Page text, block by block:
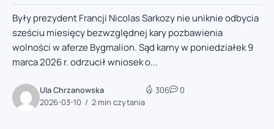
Były prezydent Francji Nicolas Sarkozy nie uniknie odbycia
sześciu miesięcy bezwzględnej kary pozbawienia
wolności w aferze Bygmalion. Sąd karny w poniedziałek 9
marca 2026 r. odrzucił wniosek o...
Ula Chrzanowska
2026-03-10
2 min czytania
306 0